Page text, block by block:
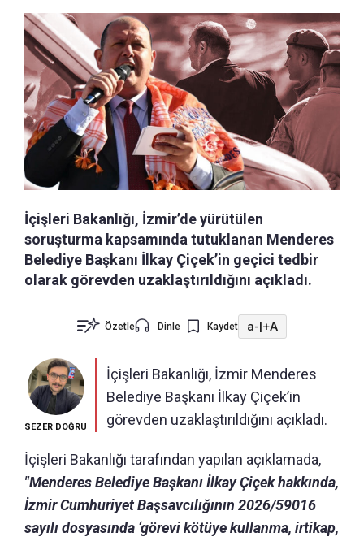
İçişleri Bakanlığı, İzmir’de yürütülen
soruşturma kapsamında tutuklanan Menderes
Belediye Başkanı İlkay Çiçek’in geçici tedbir
olarak görevden uzaklaştırıldığını açıkladı.
Özetle Dinle Kaydet a-|+A
SEZER DOĞRU
İçişleri Bakanlığı, İzmir Menderes
Belediye Başkanı İlkay Çiçek’in
görevden uzaklaştırıldığını açıkladı.
İçişleri Bakanlığı tarafından yapılan açıklamada,
"Menderes Belediye Başkanı İlkay Çiçek hakkında,
İzmir Cumhuriyet Başsavcılığının 2026/59016
sayılı dosyasında ‘görevi kötüye kullanma, irtikap,